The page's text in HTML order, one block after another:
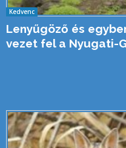
Kedvenc
Lenyűgöző és
vezet fel a Nyugati-